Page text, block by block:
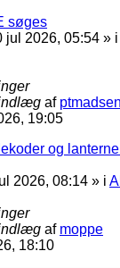
søges
jul 2026, 05:54 » i
af ptmadsen
19:05
og
2026, 08:14 » i
af moppe
18:10